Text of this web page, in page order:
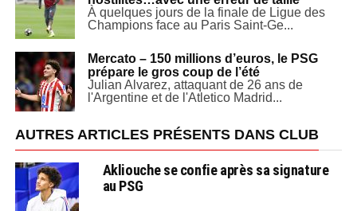
À quelques jours de la finale de Ligue des
Champions face au Paris Saint-Ge...
Mercato – 150 millions d’euros, le PSG
prépare le gros coup de l’été
Julian Alvarez, attaquant de 26 ans de
l'Argentine et de l'Atletico Madrid...
AUTRES ARTICLES PRÉSENTS DANS CLUB
Akliouche se confie après sa signature
au PSG